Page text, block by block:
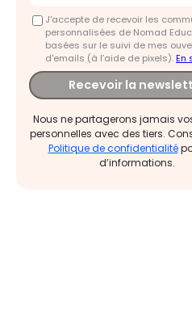
J'accepte de recevoir les
personnalisées de Nomad
basées sur le suivi de mes
d'emails (à l’aide de pixels).En
Recevoir la
Nous ne partagerons jamais
personnelles avec des tiers.
Politique de confidentialité
d’informations.